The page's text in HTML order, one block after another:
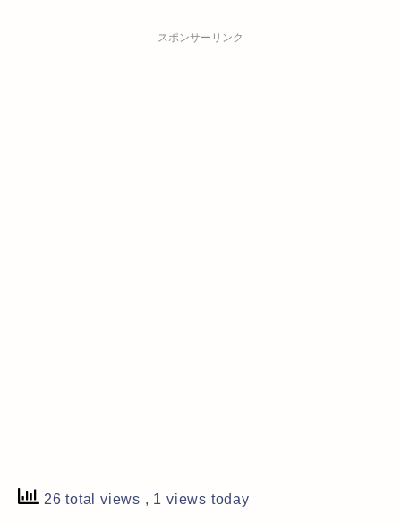
スポンサーリンク
26 total views , 1 views today